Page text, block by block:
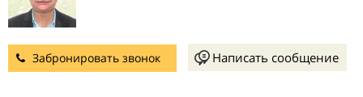
Забронировать звонок Написать сообщение